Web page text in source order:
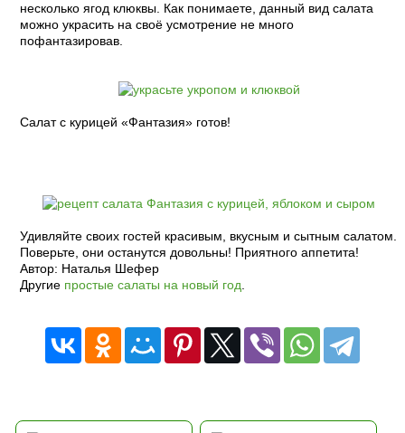
несколько ягод клюквы. Как понимаете, данный вид салата
можно украсить на своё усмотрение не много
пофантазировав.
Салат с курицей «Фантазия» готов!
Удивляйте своих гостей красивым, вкусным и сытным салатом.
Поверьте, они останутся довольны! Приятного аппетита!
Автор: Наталья Шефер
Другие простые салаты на новый год